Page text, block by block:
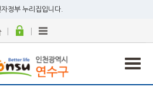
정부 누리집입니다.